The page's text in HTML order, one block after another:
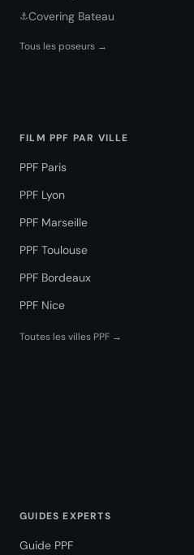
⚓Covering Bateau
Tous les poseurs →
FILM PPF PAR VILLE
PPF Paris
PPF Lyon
PPF Marseille
PPF Toulouse
PPF Bordeaux
PPF Nice
Toutes les villes PPF →
GUIDES EXPERTS
Guide PPF